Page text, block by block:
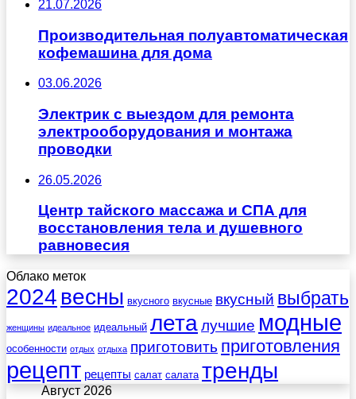
21.07.2026
Производительная полуавтоматическая
кофемашина для дома
03.06.2026
Электрик с выездом для ремонта
электрооборудования и монтажа
проводки
26.05.2026
Центр тайского массажа и СПА для
восстановления тела и душевного
равновесия
Облако меток
2024 весны вкусного вкусные вкусный выбрать
женщины идеальное идеальный леталучшие модные
особенности отдых отдыха приготовить приготовления
рецепт рецепты салат салата тренды
Август 2026